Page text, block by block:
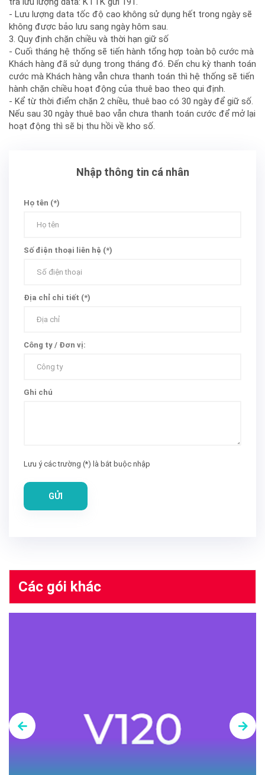
- Lưu lượng data tốc độ cao không sử dụng hết trong ngày sẽ
không được bảo lưu sang ngày hôm sau.
3. Quy định chặn chiều và thời hạn giữ số
- Cuối tháng hệ thống sẽ tiến hành tổng hợp toàn bộ cước mà
Khách hàng đã sử dụng trong tháng đó. Đến chu kỳ thanh toán
cước mà Khách hàng vẫn chưa thanh toán thì hệ thống sẽ tiến
hành chặn chiều hoạt động của thuê bao theo qui định.
- Kể từ thời điểm chặn 2 chiều, thuê bao có 30 ngày để giữ số.
Nếu sau 30 ngày thuê bao vẫn chưa thanh toán cước để mở lại
hoạt động thì sẽ bị thu hồi về kho số.
Nhập thông tin cá nhân
Họ tên (*)
Số điện thoại liên hệ (*)
Địa chỉ chi tiết (*)
Công ty / Đơn vị:
Ghi chú
Lưu ý các trường (*) là bắt buộc nhập
GỬI
Các gói khác